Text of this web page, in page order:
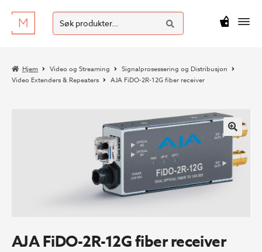
Hopp
til
Hopp
til
Søk
etter:
SØK
kr0
Hjem Video og Streaming
Signalprosessering og Distribusjon
Video Extenders & Repeaters
AJA FiDO-2R-12G fiber receiver
AJA FiDO-2R-12G fiber receiver